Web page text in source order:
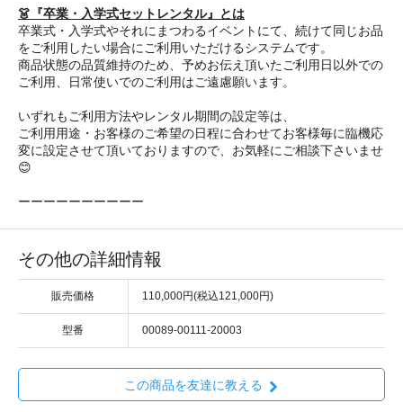
👗『卒業・入学式セットレンタル』とは
卒業式・入学式やそれにまつわるイベントにて、続けて同じお品
をご利用したい場合にご利用いただけるシステムです。
商品状態の品質維持のため、予めお伝え頂いたご利用日以外での
ご利用、日常使いでのご利用はご遠慮願います。
いずれもご利用方法やレンタル期間の設定等は、
ご利用用途・お客様のご希望の日程に合わせてお客様毎に臨機応
変に設定させて頂いておりますので、お気軽にご相談下さいませ
😊
ーーーーーーーーーー
その他の詳細情報
販売価格 110,000円(税込121,000円)
型番 00089-00111-20003
この商品を友達に教える